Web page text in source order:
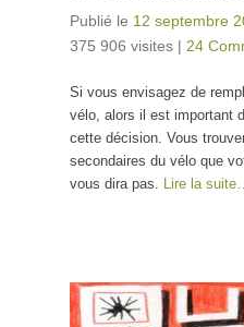
Publié le 12 septembre
375 906 visites | 24
Si vous envisagez de
vélo, alors il est important
cette décision. Vous
secondaires du vélo que
vous dira pas. Lire la